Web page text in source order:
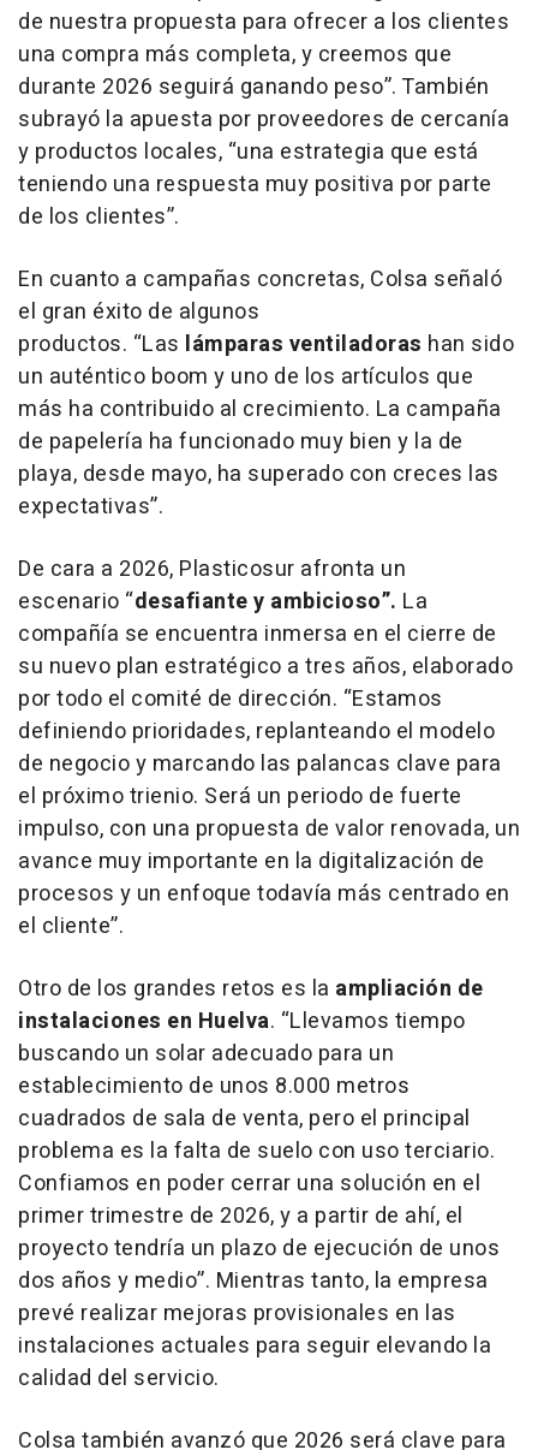
de nuestra propuesta para ofrecer a los clientes
una compra más completa, y creemos que
durante 2026 seguirá ganando peso”. También
subrayó la apuesta por proveedores de cercanía
y productos locales, “una estrategia que está
teniendo una respuesta muy positiva por parte
de los clientes”.
En cuanto a campañas concretas, Colsa señaló
el gran éxito de algunos
productos. “Las lámparas ventiladoras han sido
un auténtico boom y uno de los artículos que
más ha contribuido al crecimiento. La campaña
de papelería ha funcionado muy bien y la de
playa, desde mayo, ha superado con creces las
expectativas”.
De cara a 2026, Plasticosur afronta un
escenario “desafiante y ambicioso”. La
compañía se encuentra inmersa en el cierre de
su nuevo plan estratégico a tres años, elaborado
por todo el comité de dirección. “Estamos
definiendo prioridades, replanteando el modelo
de negocio y marcando las palancas clave para
el próximo trienio. Será un periodo de fuerte
impulso, con una propuesta de valor renovada, un
avance muy importante en la digitalización de
procesos y un enfoque todavía más centrado en
el cliente”.
Otro de los grandes retos es la ampliación de
instalaciones en Huelva. “Llevamos tiempo
buscando un solar adecuado para un
establecimiento de unos 8.000 metros
cuadrados de sala de venta, pero el principal
problema es la falta de suelo con uso terciario.
Confiamos en poder cerrar una solución en el
primer trimestre de 2026, y a partir de ahí, el
proyecto tendría un plazo de ejecución de unos
dos años y medio”. Mientras tanto, la empresa
prevé realizar mejoras provisionales en las
instalaciones actuales para seguir elevando la
calidad del servicio.
Colsa también avanzó que 2026 será clave para